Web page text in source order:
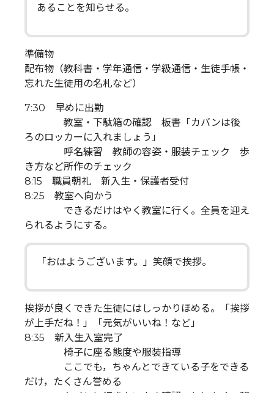
あることを知らせる。
準備物
配布物（教科書・学年通信・学級通信・生徒手帳・
忘れた生徒用の名札など）
7:30 早めに出勤
教室・下駄箱の確認 板書「カバンは後
ろのロッカーに入れましょう」
呼名練習 教師の容姿・服装チェック 歩
き方など所作のチェック
8:15 職員朝礼 新入生・保護者受付
8:25 教室へ向かう
できるだけはやく教室に行く。全員を迎え
られるようにする。
「おはようございます。」笑顔で挨拶。
挨拶が良くできた生徒にはしっかりほめる。「挨拶
が上手だね！」「元気がいいね！など」
8:35 新入生入室完了
椅子に座る態度や服装指導
ここでも，ちゃんとできている子をできる
だけ，たくさん誉める